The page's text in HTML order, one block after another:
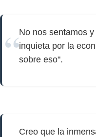
No nos sentamos
inquieta por la
sobre eso".
Creo que la